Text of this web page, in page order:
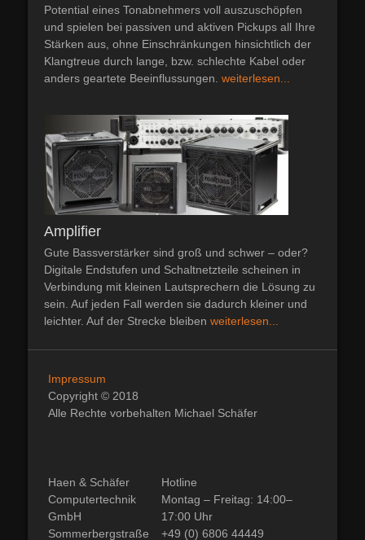
Potential eines Tonabnehmers voll auszuschöpfen
und spielen bei passiven und aktiven Pickups all Ihre
Stärken aus, ohne Einschränkungen hinsichtlich der
Klangtreue durch lange, bzw. schlechte Kabel oder
anders geartete Beeinflussungen. weiterlesen...
Amplifier
Gute Bassverstärker sind groß und schwer – oder?
Digitale Endstufen und Schaltnetzteile scheinen in
Verbindung mit kleinen Lautsprechern die Lösung zu
sein. Auf jeden Fall werden sie dadurch kleiner und
leichter. Auf der Strecke bleiben weiterlesen...
Impressum
Copyright © 2018
Alle Rechte vorbehalten Michael Schäfer
Haen & Schäfer
Computertechnik
GmbH
Sommerbergstraße
Hotline
Montag – Freitag: 14:00–
17:00 Uhr
+49 (0) 6806 44449